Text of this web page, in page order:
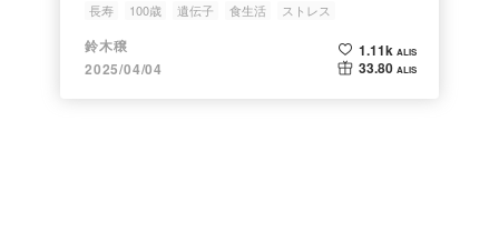
長寿 100歳 遺伝子 食生活 ストレス
鈴木穣
2025/04/04
1.11k ALIS
33.80 ALIS